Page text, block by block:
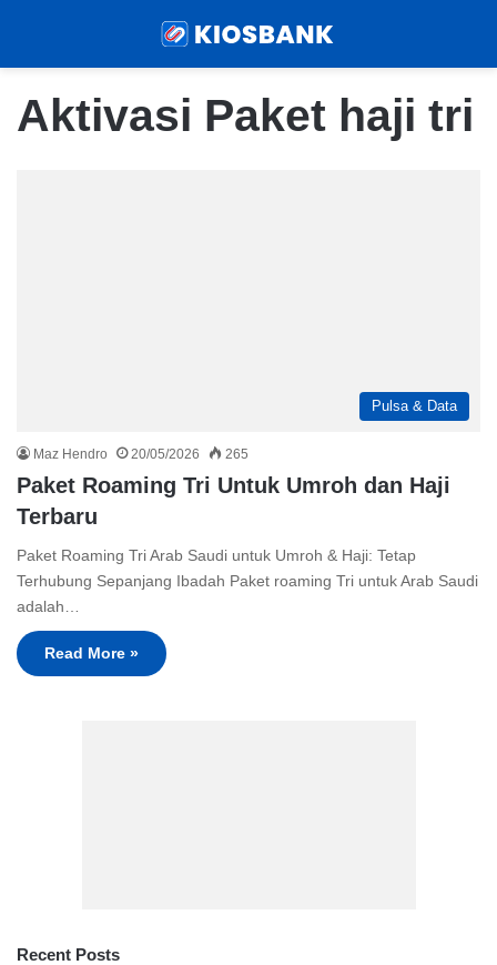
Aktivasi Paket haji tri
Pulsa & Data
Maz Hendro 20/05/2026 265
Paket Roaming Tri Untuk Umroh dan Haji
Terbaru
Paket Roaming Tri Arab Saudi untuk Umroh & Haji: Tetap
Terhubung Sepanjang Ibadah Paket roaming Tri untuk Arab Saudi
adalah…
Read More »
Recent Posts